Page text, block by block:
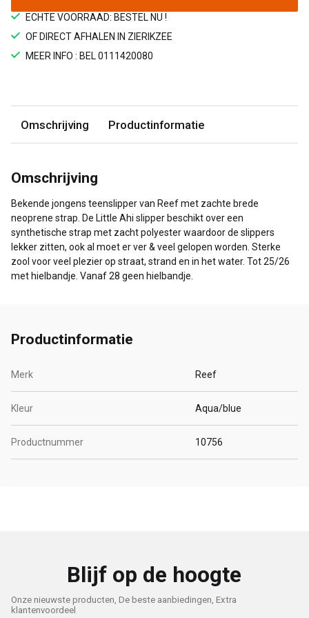
ECHTE VOORRAAD: BESTEL NU !
OF DIRECT AFHALEN IN ZIERIKZEE
MEER INFO : BEL 0111420080
Omschrijving Productinformatie
Omschrijving
Bekende jongens teenslipper van Reef met zachte brede
neoprene strap. De Little Ahi slipper beschikt over een
synthetische strap met zacht polyester waardoor de slippers
lekker zitten, ook al moet er ver & veel gelopen worden. Sterke
zool voor veel plezier op straat, strand en in het water. Tot 25/26
met hielbandje. Vanaf 28 geen hielbandje.
Productinformatie
Merk Reef
Kleur Aqua/blue
Productnummer 10756
Blijf op de hoogte
Onze nieuwste producten, De beste aanbiedingen, Extra
klantenvoordeel